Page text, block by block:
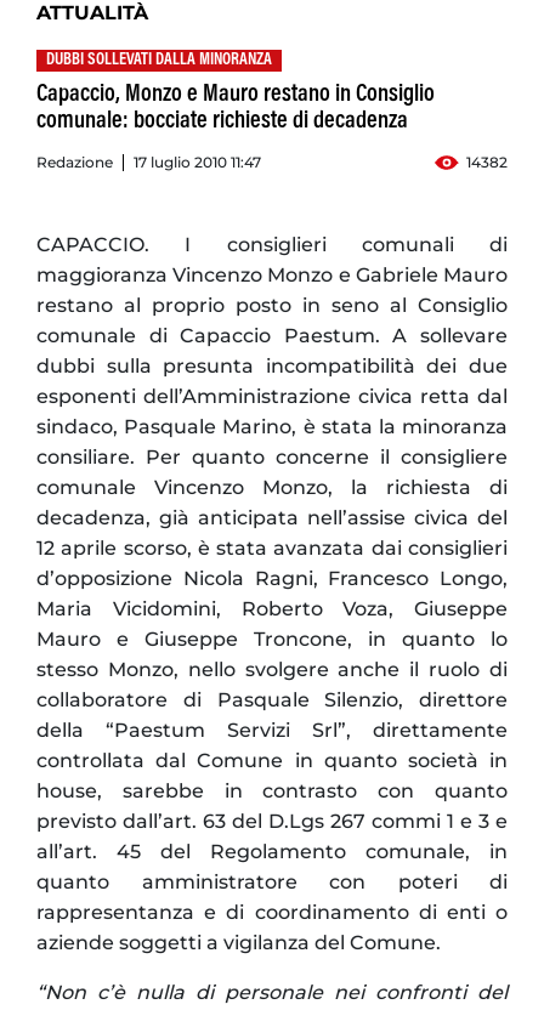
ATTUALITÀ
DUBBI SOLLEVATI DALLA MINORANZA
Capaccio, Monzo e Mauro restano in Consiglio
comunale: bocciate richieste di decadenza
Redazione 17 luglio 2010 11:47 14382
CAPACCIO. I consiglieri comunali di
maggioranza Vincenzo Monzo e Gabriele Mauro
restano al proprio posto in seno al Consiglio
comunale di Capaccio Paestum. A sollevare
dubbi sulla presunta incompatibilità dei due
esponenti dell’Amministrazione civica retta dal
sindaco, Pasquale Marino, è stata la minoranza
consiliare. Per quanto concerne il consigliere
comunale Vincenzo Monzo, la richiesta di
decadenza, già anticipata nell’assise civica del
12 aprile scorso, è stata avanzata dai consiglieri
d’opposizione Nicola Ragni, Francesco Longo,
Maria Vicidomini, Roberto Voza, Giuseppe
Mauro e Giuseppe Troncone, in quanto lo
stesso Monzo, nello svolgere anche il ruolo di
collaboratore di Pasquale Silenzio, direttore
della “Paestum Servizi Srl”, direttamente
controllata dal Comune in quanto società in
house, sarebbe in contrasto con quanto
previsto dall’art. 63 del D.Lgs 267 commi 1 e 3 e
all’art. 45 del Regolamento comunale, in
quanto amministratore con poteri di
rappresentanza e di coordinamento di enti o
aziende soggetti a vigilanza del Comune.
“Non c’è nulla di personale nei confronti del